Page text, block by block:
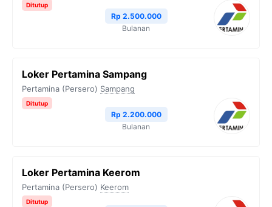
Ditutup
Rp 2.500.000
Bulanan
Loker Pertamina Sampang
Pertamina (Persero) Sampang
Ditutup
Rp 2.200.000
Bulanan
Loker Pertamina Keerom
Pertamina (Persero) Keerom
Ditutup